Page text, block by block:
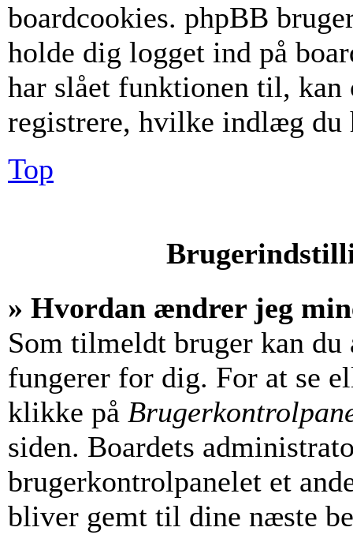
boardcookies. phpBB
holde dig logget ind på
har slået funktionen til, kan
registrere, hvilke indlæg du
Top
» Hvordan ændrer jeg
Som tilmeldt bruger kan
fungerer for dig. For at se
klikke på
siden. Boardets
brugerkontrolpanelet et
bliver gemt til dine næste